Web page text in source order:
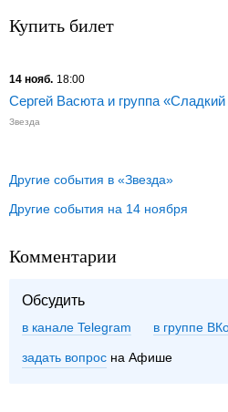
Купить билет
14 нояб. 18:00
Сергей Васюта и группа «Сладкий
Звезда
Другие события в «Звезда»
Другие события на 14 ноября
Комментарии
Обсудить
в канале Telegram группе
задать вопрос на Афише